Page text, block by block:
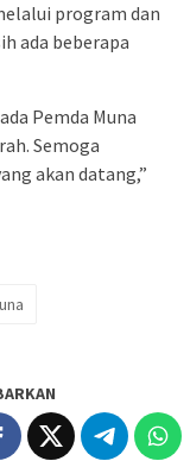
program dan
ada beberapa
Pemda Muna
Semoga
akan datang,”